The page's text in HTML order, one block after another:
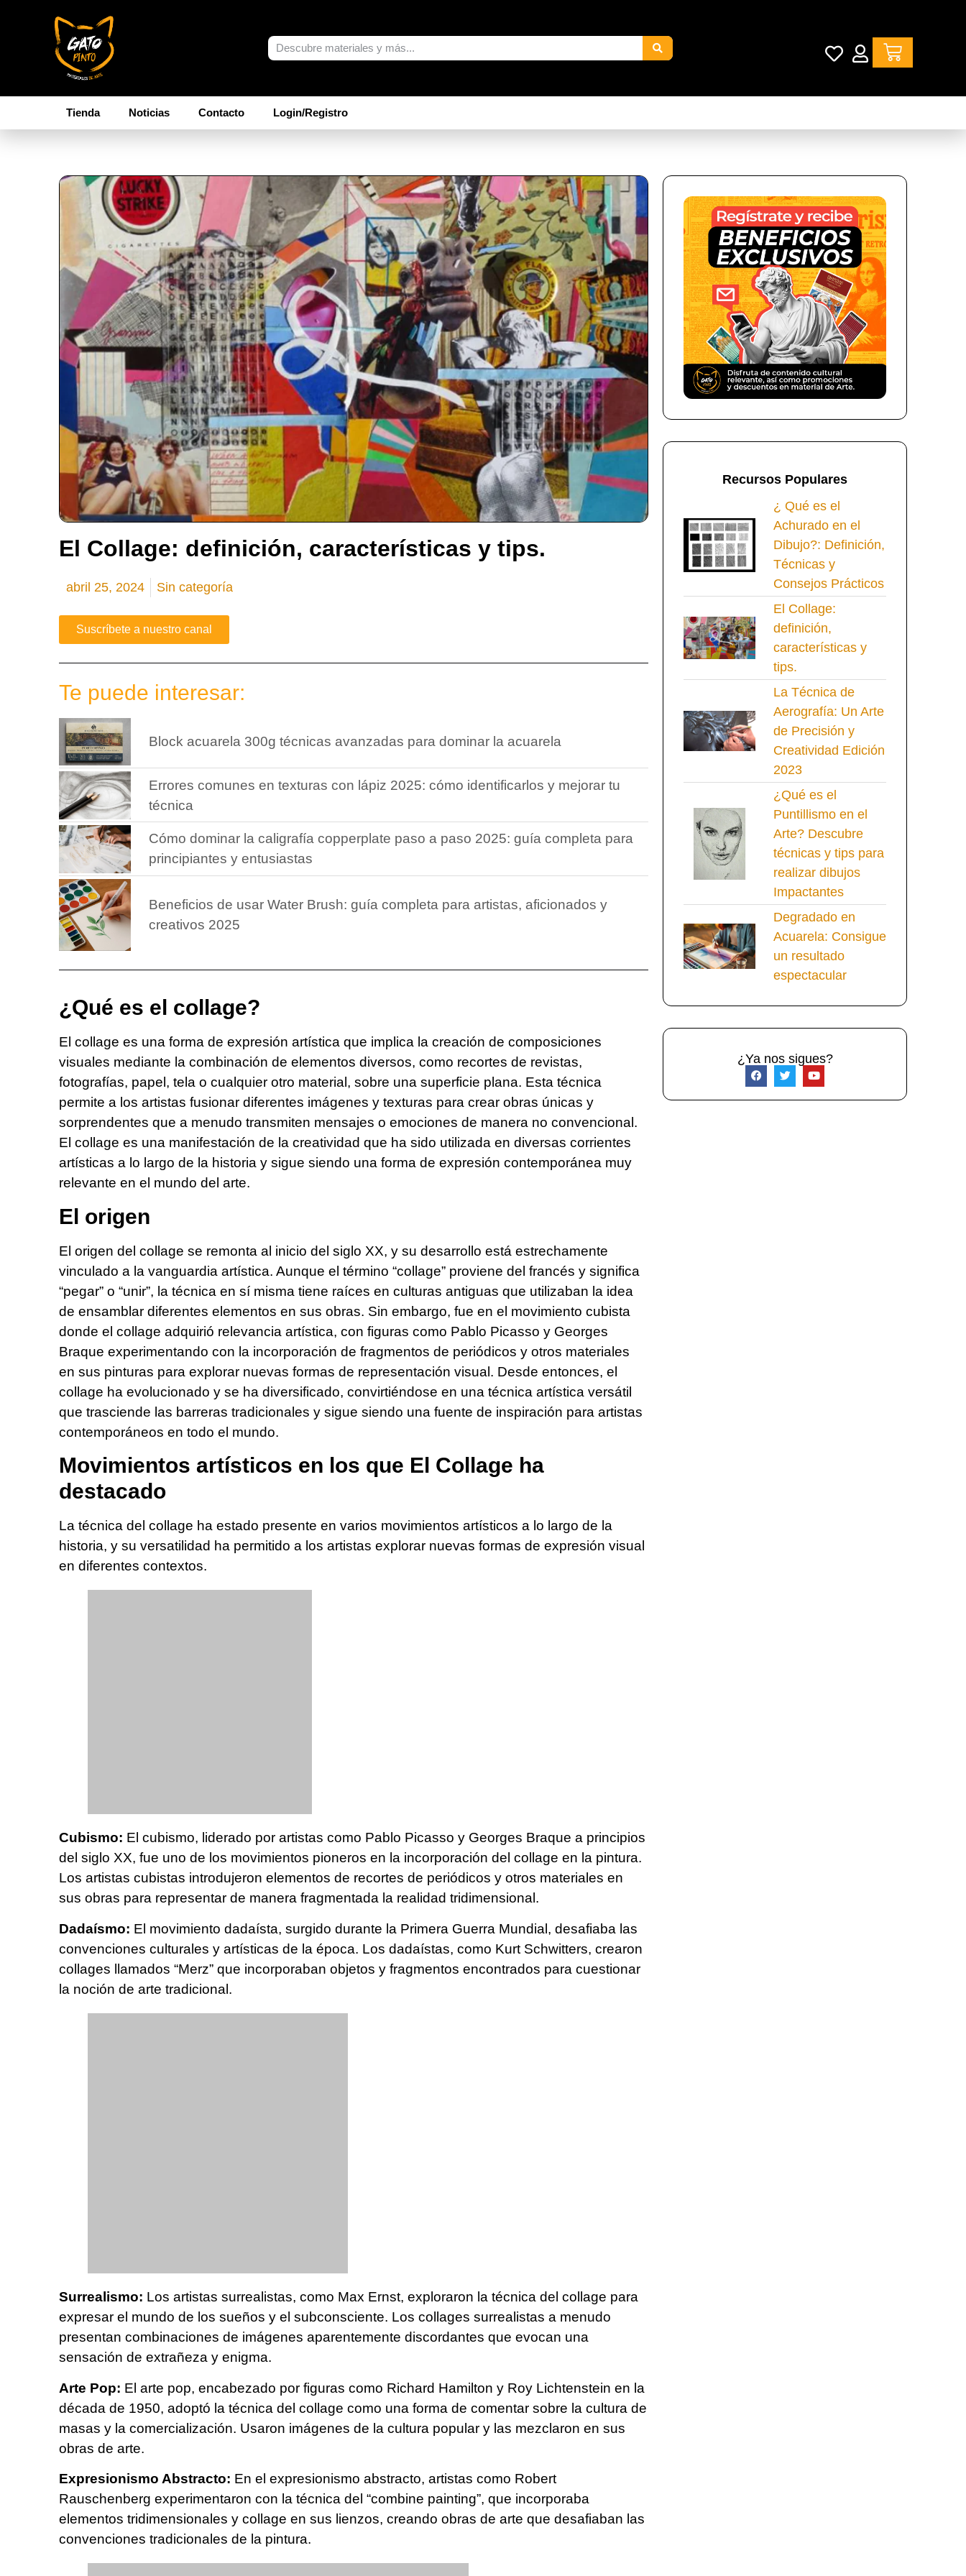
Tienda Noticias Contacto Login/Registro
El Collage: definición, características y tips.
abril 25, 2024 Sin categoría
Suscríbete a nuestro canal
Te puede interesar:
Block acuarela 300g técnicas avanzadas para dominar la acuarela
Errores comunes en texturas con lápiz 2025: cómo identificarlos y mejorar tu
técnica
Cómo dominar la caligrafía copperplate paso a paso 2025: guía completa para
principiantes y entusiastas
Beneficios de usar Water Brush: guía completa para artistas, aficionados y
creativos 2025
¿Qué es el collage?
El collage es una forma de expresión artística que implica la creación de composiciones
visuales mediante la combinación de elementos diversos, como recortes de revistas,
fotografías, papel, tela o cualquier otro material, sobre una superficie plana. Esta técnica
permite a los artistas fusionar diferentes imágenes y texturas para crear obras únicas y
sorprendentes que a menudo transmiten mensajes o emociones de manera no convencional.
El collage es una manifestación de la creatividad que ha sido utilizada en diversas corrientes
artísticas a lo largo de la historia y sigue siendo una forma de expresión contemporánea muy
relevante en el mundo del arte.
El origen
El origen del collage se remonta al inicio del siglo XX, y su desarrollo está estrechamente
vinculado a la vanguardia artística. Aunque el término “collage” proviene del francés y significa
“pegar” o “unir”, la técnica en sí misma tiene raíces en culturas antiguas que utilizaban la idea
de ensamblar diferentes elementos en sus obras. Sin embargo, fue en el movimiento cubista
donde el collage adquirió relevancia artística, con figuras como Pablo Picasso y Georges
Braque experimentando con la incorporación de fragmentos de periódicos y otros materiales
en sus pinturas para explorar nuevas formas de representación visual. Desde entonces, el
collage ha evolucionado y se ha diversificado, convirtiéndose en una técnica artística versátil
que trasciende las barreras tradicionales y sigue siendo una fuente de inspiración para artistas
contemporáneos en todo el mundo.
Movimientos artísticos en los que El Collage ha
destacado
La técnica del collage ha estado presente en varios movimientos artísticos a lo largo de la
historia, y su versatilidad ha permitido a los artistas explorar nuevas formas de expresión visual
en diferentes contextos.
Cubismo: El cubismo, liderado por artistas como Pablo Picasso y Georges Braque a principios
del siglo XX, fue uno de los movimientos pioneros en la incorporación del collage en la pintura.
Los artistas cubistas introdujeron elementos de recortes de periódicos y otros materiales en
sus obras para representar de manera fragmentada la realidad tridimensional.
Dadaísmo: El movimiento dadaísta, surgido durante la Primera Guerra Mundial, desafiaba las
convenciones culturales y artísticas de la época. Los dadaístas, como Kurt Schwitters, crearon
collages llamados “Merz” que incorporaban objetos y fragmentos encontrados para cuestionar
la noción de arte tradicional.
Surrealismo: Los artistas surrealistas, como Max Ernst, exploraron la técnica del collage para
expresar el mundo de los sueños y el subconsciente. Los collages surrealistas a menudo
presentan combinaciones de imágenes aparentemente discordantes que evocan una
sensación de extrañeza y enigma.
Arte Pop: El arte pop, encabezado por figuras como Richard Hamilton y Roy Lichtenstein en la
década de 1950, adoptó la técnica del collage como una forma de comentar sobre la cultura de
masas y la comercialización. Usaron imágenes de la cultura popular y las mezclaron en sus
obras de arte.
Expresionismo Abstracto: En el expresionismo abstracto, artistas como Robert
Rauschenberg experimentaron con la técnica del “combine painting”, que incorporaba
elementos tridimensionales y collage en sus lienzos, creando obras de arte que desafiaban las
convenciones tradicionales de la pintura.
Recursos Populares
¿ Qué es el
Achurado en el
Dibujo?: Definición,
Técnicas y
Consejos Prácticos
El Collage:
definición,
características y
tips.
La Técnica de
Aerografía: Un Arte
de Precisión y
Creatividad Edición
2023
¿Qué es el
Puntillismo en el
Arte? Descubre
técnicas y tips para
realizar dibujos
Impactantes
Degradado en
Acuarela: Consigue
un resultado
espectacular
¿Ya nos sigues?